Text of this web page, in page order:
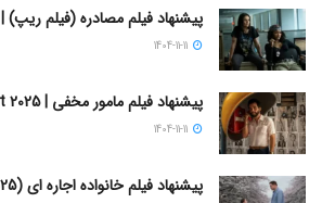
پیشنهاد فیلم مصادره (فیلم ریپ) | The Rip 2026
پیشنهاد فیلم مامور مخفی | The Secret Agent 2025
پیشنهاد فیلم خانواده اجاره‌ ای (Rental Family 2025)